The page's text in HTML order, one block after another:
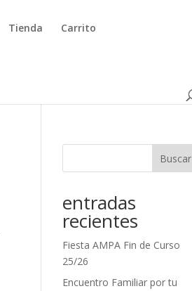
Tienda Carrito
Buscar
entradas
recientes
Fiesta AMPA Fin de Curso
25/26
Encuentro Familiar por tu